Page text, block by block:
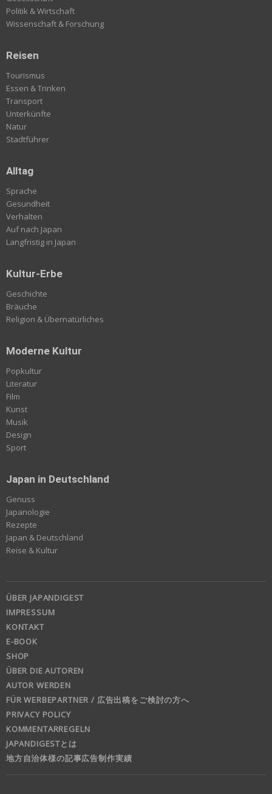
Politik & Wirtschaft
Wissenschaft & Forschung
Reisen
Tourismus
Essen & Trinken
Transport
Unterkünfte
Natur
Stadtführer
Alltag
Sprache
Gesundheit
Verhalten
Auf nach Japan
Langfristig in Japan
Kultur-Erbe
Geschichte
Bräuche
Religion & Übernatürliches
Moderne Kultur
Popkultur
Literatur
Film
Kunst
Musik
Design
Sport
Japan in Deutschland
Genuss
Japanologie
Rezepte
Japan & Deutschland
Reise & Kultur
ÜBER JAPANDIGEST
IMPRESSUM
KONTAKT
E-BOOK
SHOP
ÜBER DIE AUTOREN
AUTOR WERDEN
FÜR WERBEPARTNER / 広告出稿をご検討の方へ
PRIVACY POLICY
KOMMENTARREGELN
JAPANDIGESTとは
地方自治体様の記事広告制作実績